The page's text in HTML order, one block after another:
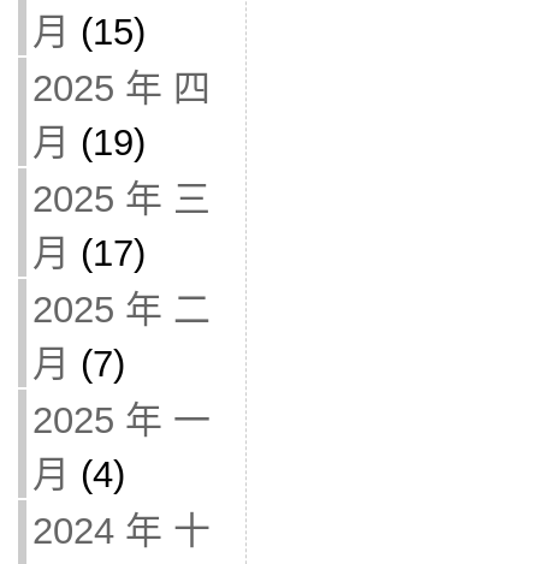
月 (15)
2025 年 四
月 (19)
2025 年 三
月 (17)
2025 年 二
月 (7)
2025 年 一
月 (4)
2024 年 十